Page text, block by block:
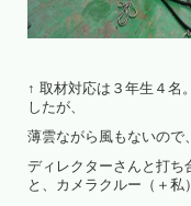
↑ 取材対応は３年生４名
したが、
薄雲ながら風もないので
ディレクターさんと打ち
と、カメラクルー（＋私